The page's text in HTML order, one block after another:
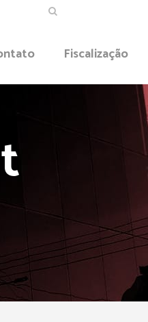
Fiscalização